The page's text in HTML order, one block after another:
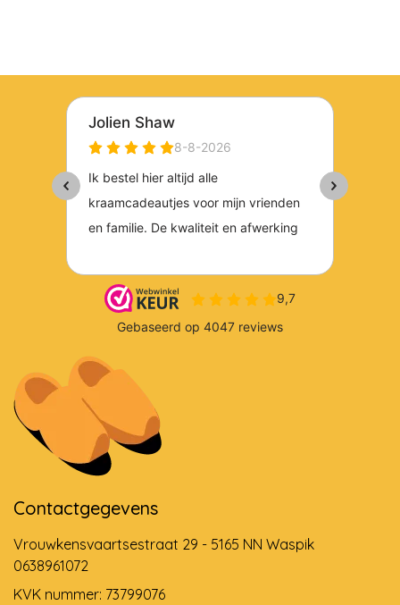
Contactgegevens
Vrouwkensvaartsestraat 29 - 5165 NN Waspik
0638961072
KVK nummer: 73799076